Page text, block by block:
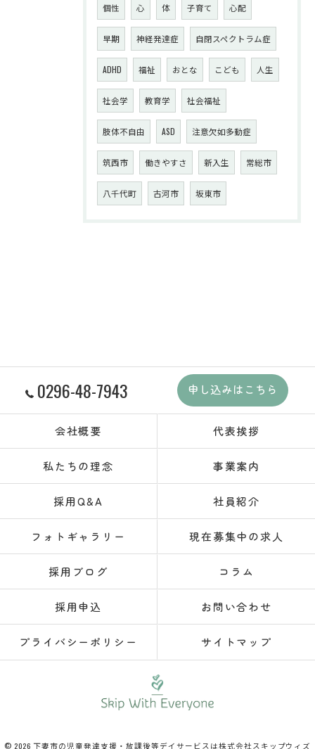
個性 心 体 子育て 心配
早期 神経発達症 自閉スペクトラム症
ADHD 福祉 おとな こども 人生
社会学 教育学 社会福祉
肢体不自由 ASD 注意欠如多動症
筑西市 働きやすさ 新入生 常総市
八千代町 古河市 坂東市
0296-48-7943 申し込みはこちら
会社概要 代表挨拶
私たちの理念 事業案内
採用Q&A 社員紹介
フォトギャラリー 現在募集中の求人
採用ブログ コラム
採用申込 お問い合わせ
プライバシーポリシー サイトマップ
© 2026 下妻市の児童発達支援・放課後等デイサービスは株式会社スキップウィズ